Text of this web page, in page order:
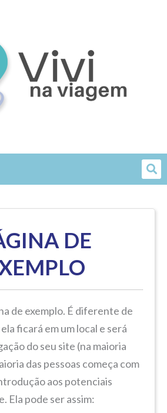
DE
de exemplo. É diferente de
ficará em um local e será
do seu site (na maioria
das pessoas começa com
aos potenciais
Ela pode ser assim: